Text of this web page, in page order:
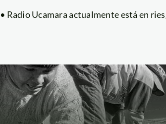
• Radio Ucamara actualmente está en